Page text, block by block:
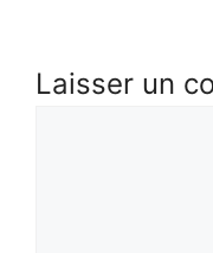
Laisser un